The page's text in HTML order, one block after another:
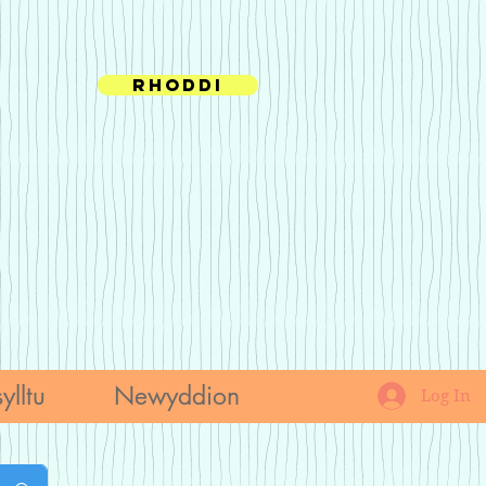
Rhoddi
Newyddion Log In